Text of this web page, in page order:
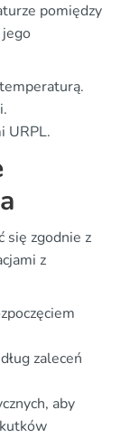
pomiędzy
jego
URPL.
się zgodnie z
z
zaleceń
aby